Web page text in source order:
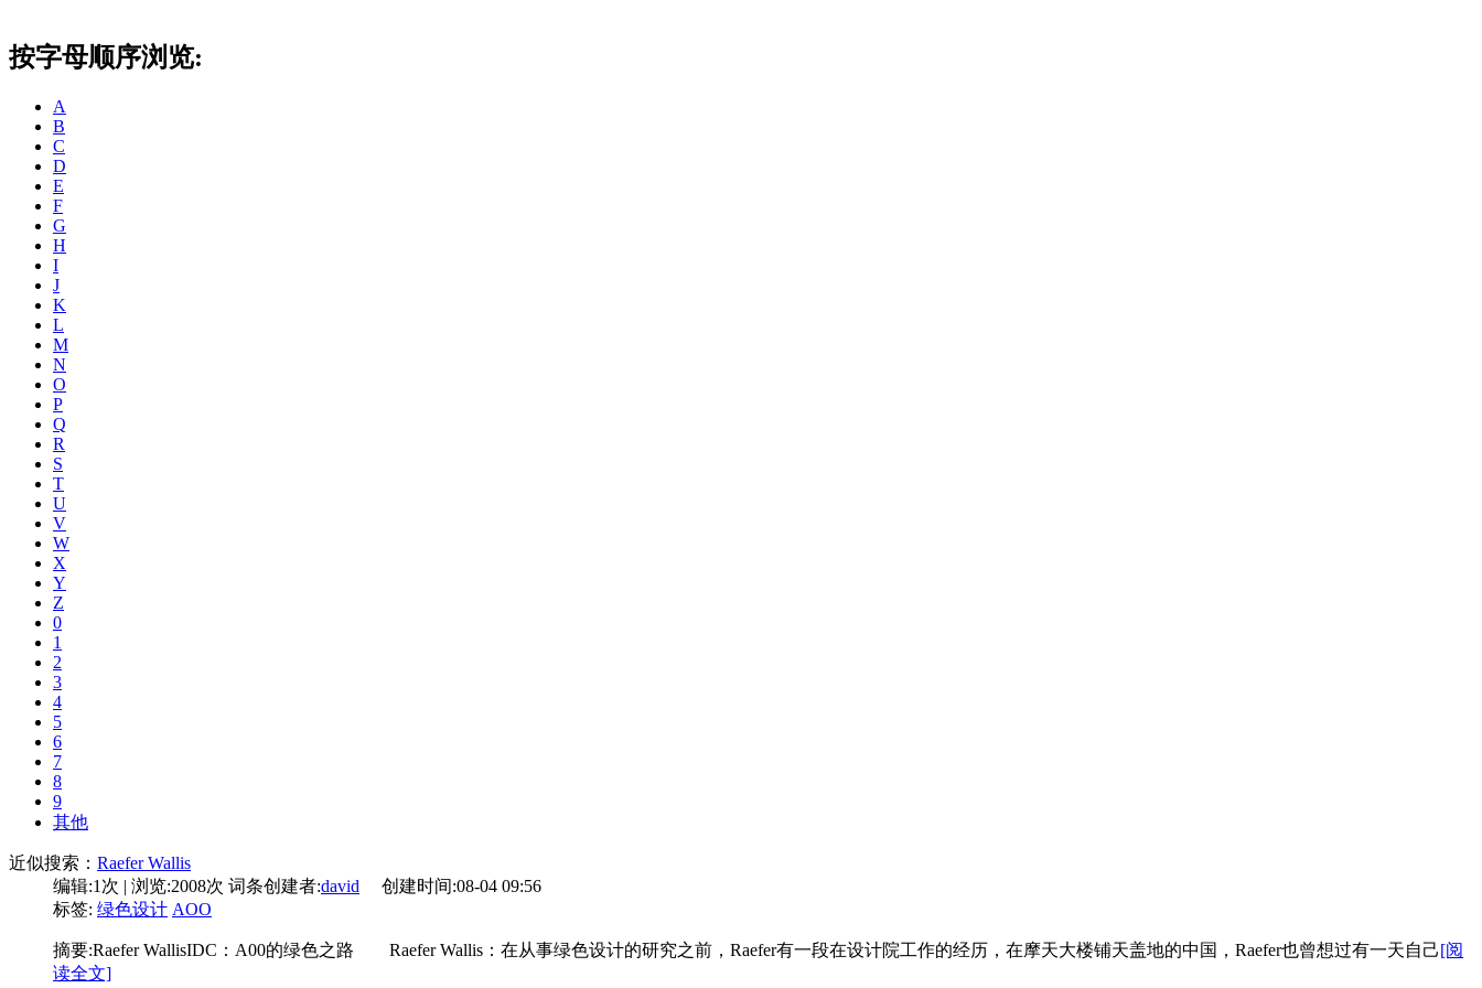
按字母顺序浏览:
A
B
C
D
E
F
G
H
I
J
K
L
M
N
O
P
Q
R
S
T
U
V
W
X
Y
Z
0
1
2
3
4
5
6
7
8
9
其他
近似搜索： Raefer Wallis
编辑:1次 | 浏览:2008次 词条创建者:david 创建时间:08-04 09:56
标签: 绿色设计 AOO
摘要:Raefer WallisIDC：A00的绿色之路 Raefer Wallis：在从事绿色设计的研究之前，Raefer有一段在设计院工作的经历，在摩天大楼铺天盖地的中国，Raefer也曾想过有一天自己[阅
读全文]